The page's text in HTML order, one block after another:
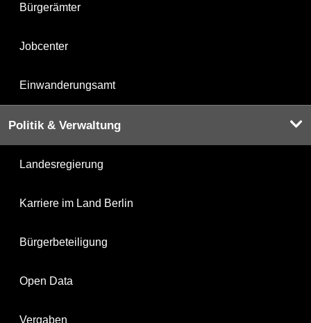
Bürgerämter
Jobcenter
Einwanderungsamt
Politik & Verwaltung
Landesregierung
Karriere im Land Berlin
Bürgerbeteiligung
Open Data
Vergaben